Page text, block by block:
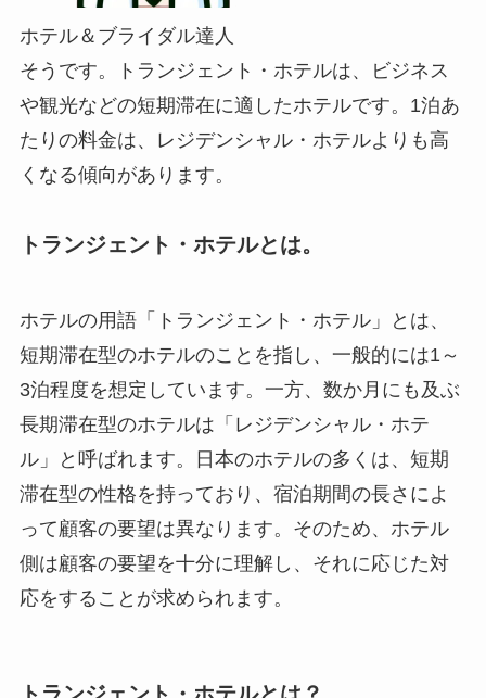
ホテル＆ブライダル達人
そうです。トランジェント・ホテルは、ビジネス
や観光などの短期滞在に適したホテルです。1泊あ
たりの料金は、レジデンシャル・ホテルよりも高
くなる傾向があります。
トランジェント・ホテルとは。
ホテルの用語「トランジェント・ホテル」とは、
短期滞在型のホテルのことを指し、一般的には1～
3泊程度を想定しています。一方、数か月にも及ぶ
長期滞在型のホテルは「レジデンシャル・ホテ
ル」と呼ばれます。日本のホテルの多くは、短期
滞在型の性格を持っており、宿泊期間の長さによ
って顧客の要望は異なります。そのため、ホテル
側は顧客の要望を十分に理解し、それに応じた対
応をすることが求められます。